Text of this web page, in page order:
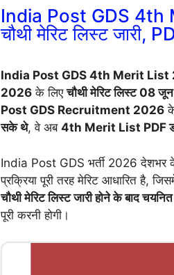
India Post GDS 4th
चौथी मेरिट लिस्ट जारी,
India Post GDS 4th Merit List
2026 के लिएचौथी मेरिट लिस्ट 08
Post GDS Recruitment 2026
सके थे, वे अब 4th Merit List PDF
India Post GDS भर्ती 2026
प्रक्रिया पूरी तरह मेरिट आधारित है,
चौथी मेरिट लिस्ट जारी होने के बाद चयनित
पूरी करनी होगी।